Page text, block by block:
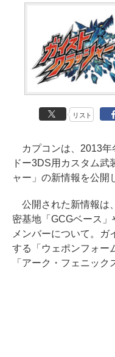
リスト
カプコンは、2013年
ドー3DS用カスタム武
ャー」の新情報を公開
公開された新情報は
密基地「GCGベース
メンバーについて。ガ
する「ウェポンフォー
「アーク・フェニック